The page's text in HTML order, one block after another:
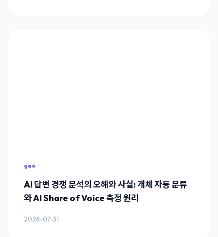
geo
AI 답변 경쟁 분석의 오해와 사실: 개체 자동 분류
와 AI Share of Voice 측정 원리
2026-07-31